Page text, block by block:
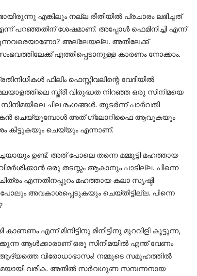
എങ്കിലും നല്ല രീതിയിൽ പ്രചാരം ലഭിച്ചത്
പറഞ്ഞതിന് ശേഷമാണ്. അപ്പോൾ ഫെമിനിച്ചി എന്ന്
അല്ലേയല്ല. അതിലേക്ക്
എത്തിപ്പെടാനുള്ള കാരണം നോക്കാം.
ഫിലിം ഫെസ്റ്റിവലിന്റെ വേദിയിൽ
സ്ത്രീ വിരുദ്ധത നിറഞ്ഞ ഒരു സിനിമയെ
ചില രംഗങ്ങൾ. തുടർന്ന് പാർവതി
ചെയ്യുമ്പോൾ അത് ഗ്ലോറിഫൈ ആവുകയും
കിട്ടുകയും ചെയ്യും എന്നാണ്.
ഉണ്ട്. അത് പോലെ തന്നെ മമ്മൂട്ടി മഹത്തായ
ഒരു തടസ്സം ആകാനും പാടില്ല. പിന്നെ
എന്നതിനപ്പുറം മഹത്തായ കലാ സൃഷ്ടി
അവകാശപ്പെടുകയും ചെയ്തിട്ടില്ല. പിന്നെ
എന്ന് മിനിട്ടിനു മിനിട്ടിനു മുറവിളി കൂട്ടുന്ന,
ആൾക്കാരാണ് ഒരു സിനിമയിൽ എന്ത് വേണം
വിരോധാഭാസം! നമ്മുടെ സമൂഹത്തിൽ
വരിക. അതിൽ സർവഗുണ സമ്പന്നനായ